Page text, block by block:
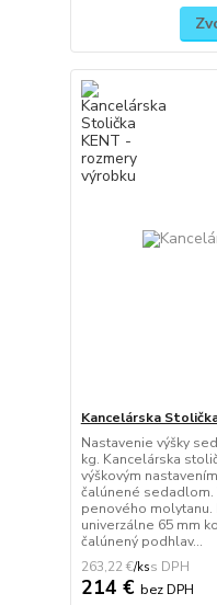
Kancelárska
Nastavenie výšky
kg. Kancelárska
výškovým
čalúnené sedadlom.
penového molytanu.
univerzálne 65 mm
čalúnený podhlav...
263,22 €/ks
214 € bez DPH